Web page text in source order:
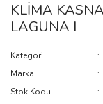
KLİMA
LAGUNA I
Kategori
Marka
Stok Kodu